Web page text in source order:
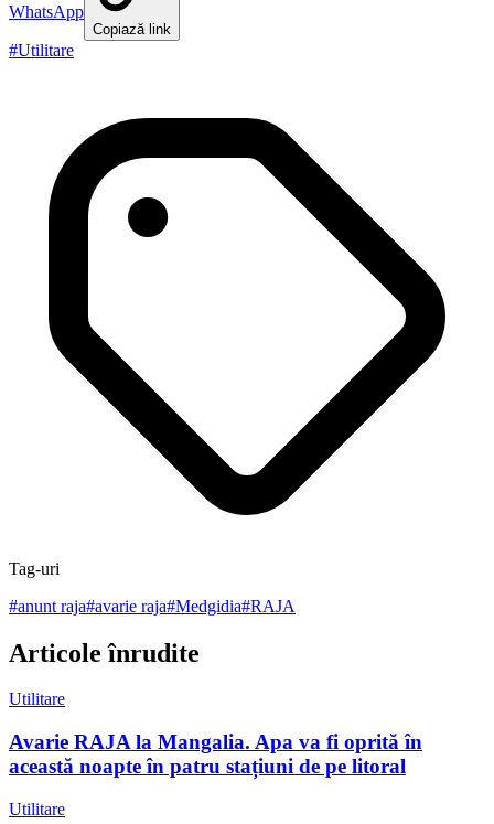
WhatsApp
Copiază link
#Utilitare
Tag-uri
#anunt raja#avarie raja#Medgidia#RAJA
Articole înrudite
Utilitare
Avarie RAJA la Mangalia. Apa va fi oprită în
această noapte în patru stațiuni de pe litoral
Utilitare